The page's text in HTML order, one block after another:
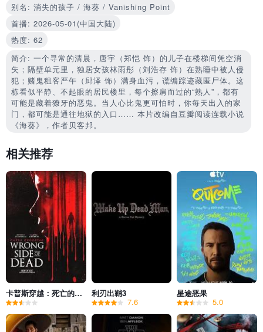
别名: 消失的孩子 / 海葵 / Vanishing Point
首播: 2026-05-01(中国大陆)
热度: 62
简介: 一个寻常的清晨，唐宇（郑恺 饰）的儿子在楼梯间凭空消
失；隔壁单元里，独居女孩林雨彤（刘浩存 饰）在熟睡中被人侵
犯；赌鬼租客严午（邱泽 饰）满身血污，谎编踪迹藏匿尸体。这
栋看似平静、不起眼的居民楼里，每个擦肩而过的“熟人”，都有
可能是藏着獠牙的恶鬼。当人心比鬼更可怕时，你每天出入的家
门，都可能是通往地狱的入口…… 本片改编自豆瓣阅读连载小说
《海葵》，作者贝客邦。
相关推荐
卡普斯穿越：死亡的反面 利刃出鞘3
7.6
星途恶果
5.0